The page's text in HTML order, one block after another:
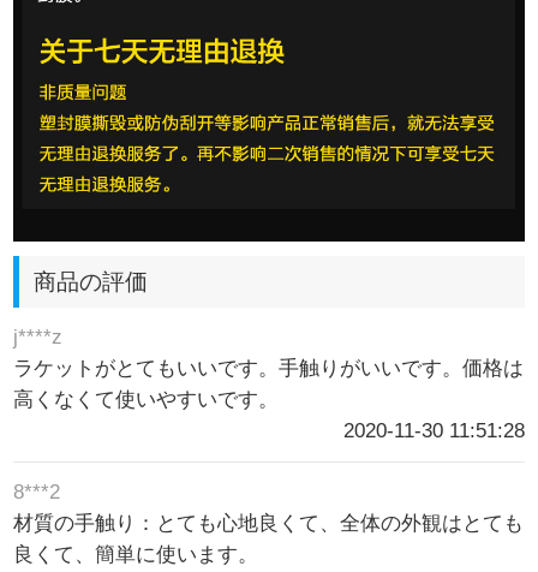
商品の評価
j****z
ラケットがとてもいいです。手触りがいいです。価格は
高くなくて使いやすいです。
2020-11-30 11:51:28
8***2
材質の手触り：とても心地良くて、全体の外観はとても
良くて、簡単に使います。